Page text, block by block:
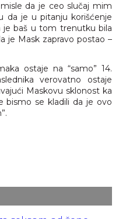
da je ceo slučaj mim
da je u pitanju korišćenje
je baš u tom trenutku bila
je Mask zapravo postao –
ostaje na “samo” 14.
verovatno ostaje
Maskovu sklonost ka
bismo se kladili da je ovo